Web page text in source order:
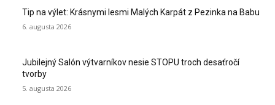
Tip na výlet: Krásnymi lesmi Malých Karpát z Pezinka na Babu
6. augusta 2026
Jubilejný Salón výtvarníkov nesie STOPU troch desaťročí
tvorby
5. augusta 2026